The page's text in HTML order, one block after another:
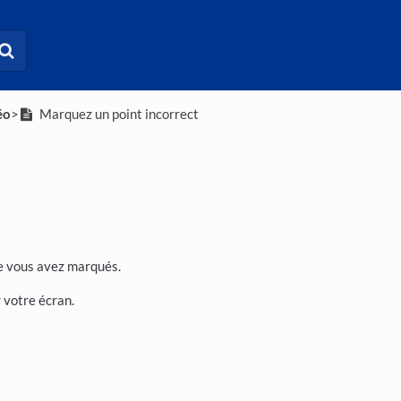
​>​ Marquez un point incorrect
avez marqués.
votre écran.